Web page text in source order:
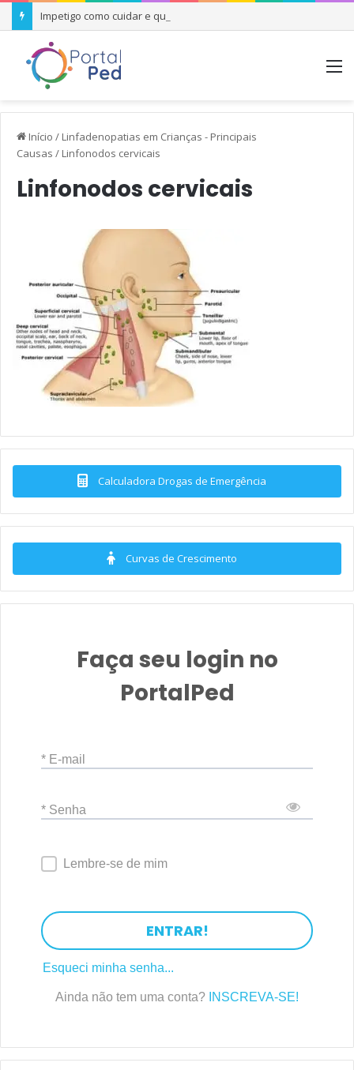
Impetigo como cuidar e quando se preocupar
Início / Linfadenopatias em Crianças - Principais
Causas / Linfonodos cervicais
Linfonodos cervicais
Calculadora Drogas de Emergência
Curvas de Crescimento
Faça seu login no
PortalPed
* E-mail
* Senha
Lembre-se de mim
ENTRAR!
Esqueci minha senha...
Ainda não tem uma conta? INSCREVA-SE!